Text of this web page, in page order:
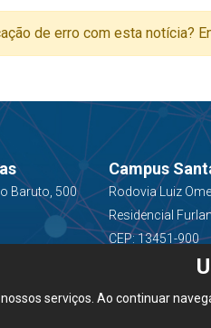
de erro com esta notícia?
Baruto, 500
Campus
Rodovia Luiz
Residencial
CEP: 13451-900
serviços. Ao continuar